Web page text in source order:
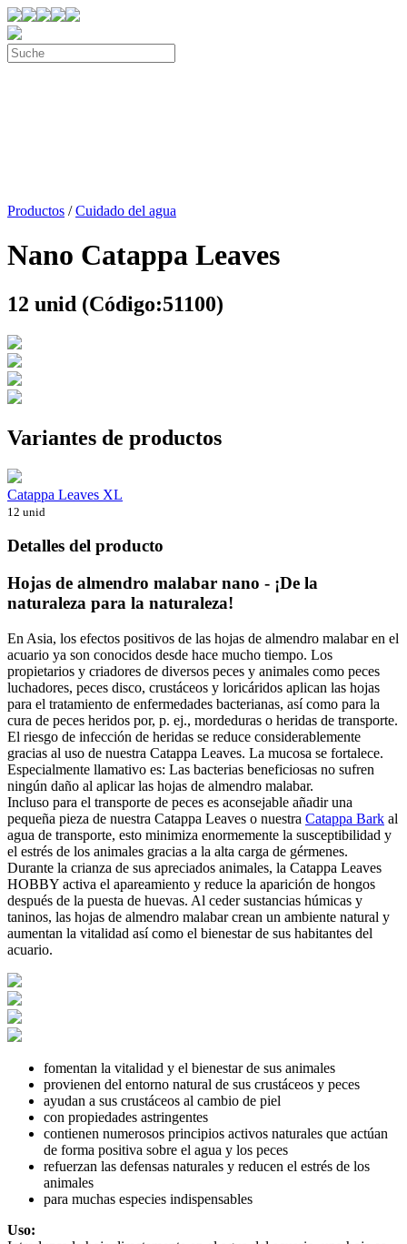
Productos /Cuidado del agua
Nano Catappa Leaves
12 unid (Código:51100)
Variantes de productos
Catappa Leaves XL
12 unid
Detalles del producto
Hojas de almendro malabar nano - ¡De la
naturaleza para la naturaleza!
En Asia, los efectos positivos de las hojas de almendro malabar en el
acuario ya son conocidos desde hace mucho tiempo. Los
propietarios y criadores de diversos peces y animales como peces
luchadores, peces disco, crustáceos y loricáridos aplican las hojas
para el tratamiento de enfermedades bacterianas, así como para la
cura de peces heridos por, p. ej., mordeduras o heridas de transporte.
El riesgo de infección de heridas se reduce considerablemente
gracias al uso de nuestra Catappa Leaves. La mucosa se fortalece.
Especialmente llamativo es: Las bacterias beneficiosas no sufren
ningún daño al aplicar las hojas de almendro malabar.
Incluso para el transporte de peces es aconsejable añadir una
pequeña pieza de nuestra Catappa Leaves o nuestra Catappa Bark al
agua de transporte, esto minimiza enormemente la susceptibilidad y
el estrés de los animales gracias a la alta carga de gérmenes.
Durante la crianza de sus apreciados animales, la Catappa Leaves
HOBBY activa el apareamiento y reduce la aparición de hongos
después de la puesta de huevas. Al ceder sustancias húmicas y
taninos, las hojas de almendro malabar crean un ambiente natural y
aumentan la vitalidad así como el bienestar de sus habitantes del
acuario.
fomentan la vitalidad y el bienestar de sus animales
provienen del entorno natural de sus crustáceos y peces
ayudan a sus crustáceos al cambio de piel
con propiedades astringentes
contienen numerosos principios activos naturales que actúan
de forma positiva sobre el agua y los peces
refuerzan las defensas naturales y reducen el estrés de los
animales
para muchas especies indispensables
Uso: